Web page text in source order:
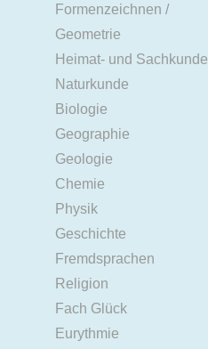
Formenzeichnen /
Geometrie
Heimat- und Sachkunde
Naturkunde
Biologie
Geographie
Geologie
Chemie
Physik
Geschichte
Fremdsprachen
Religion
Fach Glück
Eurythmie